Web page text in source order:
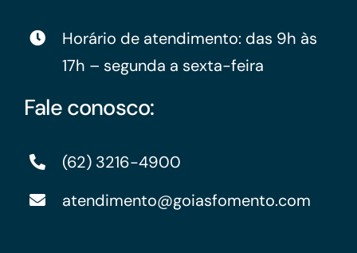
Horário de atendimento: das 9h às
17h – segunda a sexta-feira
Fale conosco:
(62) 3216-4900
atendimento@goiasfomento.com